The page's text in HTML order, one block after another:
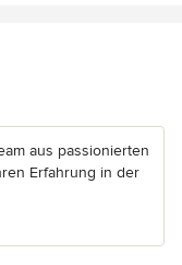
aus passionierten
Erfahrung in der